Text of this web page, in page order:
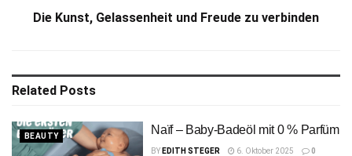
Die Kunst, Gelassenheit und Freude zu verbinden
Related Posts
BEAUTY Naïf – Baby-Badeöl mit 0 % Parfüm
BY EDITH STEGER 6. Oktober 2025 0